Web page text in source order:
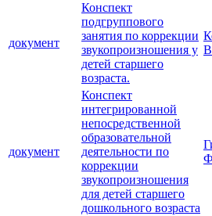
документ
Конспект
подгруппового
занятия по коррекции
звукопроизношения у
детей старшего
возраста.
документ
Конспект
интегрированной
непосредственной
образовательной
деятельности по
коррекции
звукопроизношения
для детей старшего
дошкольного возраста